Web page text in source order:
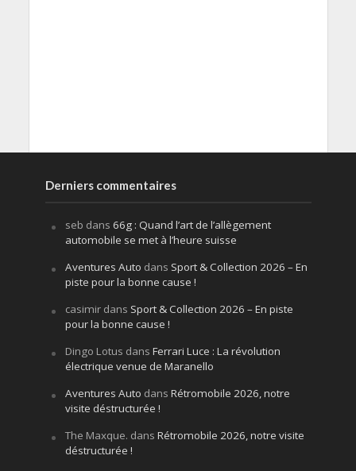
Derniers commentaires
seb dans 66g : Quand l’art de l’allègement
automobile se met à l’heure suisse
Aventures Auto dans Sport & Collection 2026 – En
piste pour la bonne cause !
casimirdans Sport & Collection 2026 – En piste
pour la bonne cause !
Dingo Lotus dans Ferrari Luce : La révolution
électrique venue de Maranello
Aventures Auto dans Rétromobile 2026, notre
visite déstructurée !
The Maxque. dans Rétromobile 2026, notre visite
déstructurée !